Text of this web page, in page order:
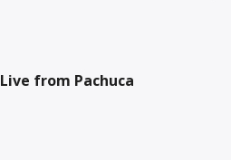
Live from Pachuca